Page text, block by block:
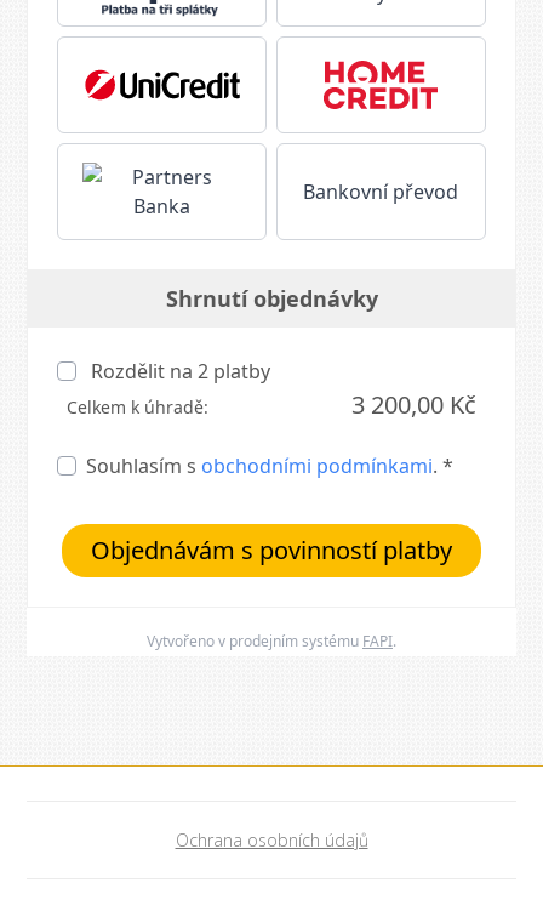
Bankovní převod
Shrnutí objednávky
Rozdělit na2 platby
Celkem k úhradě: 3 200,00 Kč
Souhlasím s obchodními podmínkami. *
Objednávám s povinností platby
Vytvořeno v prodejním systému FAPI.
Ochrana osobních údajů